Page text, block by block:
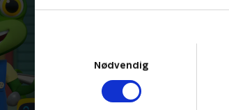
Nødvendig